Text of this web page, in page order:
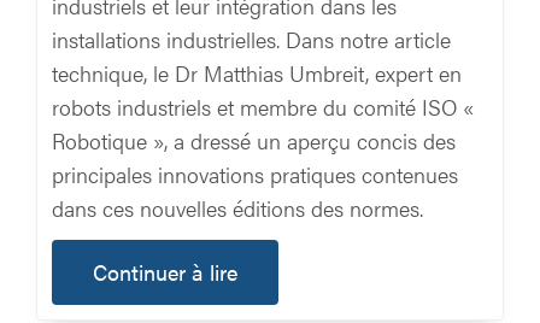
installations industrielles. Dans notre article
technique, le Dr Matthias Umbreit, expert en
robots industriels et membre du comité ISO «
Robotique », a dressé un aperçu concis des
principales innovations pratiques contenues
dans ces nouvelles éditions des normes.
Continuer à lire